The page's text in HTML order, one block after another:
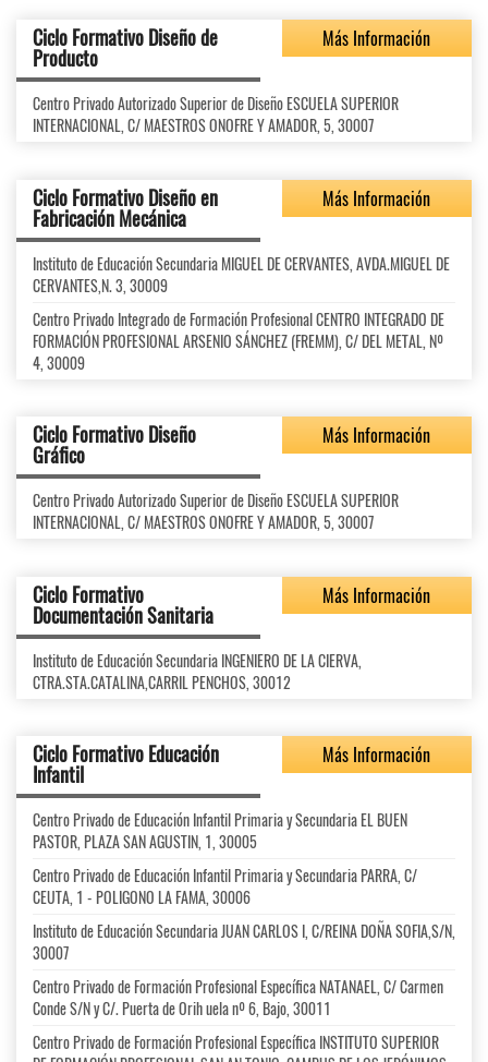
Ciclo Formativo Diseño de
Producto
Más Información
Centro Privado Autorizado Superior de Diseño ESCUELA SUPERIOR
INTERNACIONAL, C/ MAESTROS ONOFRE Y AMADOR, 5, 30007
Ciclo Formativo Diseño en
Fabricación Mecánica
Más Información
Instituto de Educación Secundaria MIGUEL DE CERVANTES, AVDA.MIGUEL DE
CERVANTES,N. 3, 30009
Centro Privado Integrado de Formación Profesional CENTRO INTEGRADO DE
FORMACIÓN PROFESIONAL ARSENIO SÁNCHEZ (FREMM), C/ DEL METAL, Nº
4, 30009
Ciclo Formativo Diseño
Gráfico
Más Información
Centro Privado Autorizado Superior de Diseño ESCUELA SUPERIOR
INTERNACIONAL, C/ MAESTROS ONOFRE Y AMADOR, 5, 30007
Ciclo Formativo
Documentación Sanitaria
Más Información
Instituto de Educación Secundaria INGENIERO DE LA CIERVA,
CTRA.STA.CATALINA,CARRIL PENCHOS, 30012
Ciclo Formativo Educación
Infantil
Más Información
Centro Privado de Educación Infantil Primaria y Secundaria EL BUEN
PASTOR, PLAZA SAN AGUSTIN, 1, 30005
Centro Privado de Educación Infantil Primaria y Secundaria PARRA, C/
CEUTA, 1 - POLIGONO LA FAMA, 30006
Instituto de Educación Secundaria JUAN CARLOS I, C/REINA DOÑA SOFIA,S/N,
30007
Centro Privado de Formación Profesional Específica NATANAEL, C/ Carmen
Conde S/N y C/. Puerta de Orih uela nº 6, Bajo, 30011
Centro Privado de Formación Profesional Específica INSTITUTO SUPERIOR